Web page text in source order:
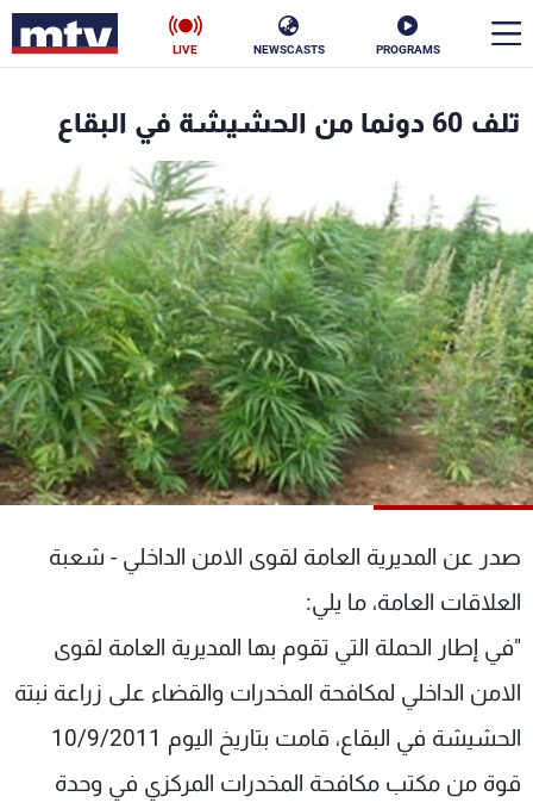
PROGRAMS
NEWSCASTS
LIVE
تلف 60 دونما من الحشيشة في البقاع
صدر عن المديرية العامة لقوى الامن الداخلي - شعبة
العلاقات العامة، ما يلي:
"في إطار الحملة التي تقوم بها المديرية العامة لقوى
الامن الداخلي لمكافحة المخدرات والقضاء على زراعة نبتة
الحشيشة في البقاع، قامت بتاريخ اليوم 10/9/2011
قوة من مكتب مكافحة المخدرات المركزي في وحدة
سياسة ناس
إقتصاد فن
منوعات رياضة
كأس العالم
البرامج
شاهد البرامج
الترددات
عن MTV
الإنـتـاج
وظائف
تواصل معنا
سياسة الخصوصية